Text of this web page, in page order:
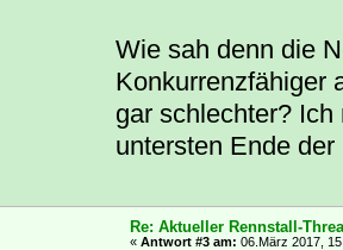
Wie sah denn die
Konkurrenzfähiger
gar schlechter?
untersten Ende
Re: Aktueller Rennstall-
«Antwort #3 am: 06.März 2017,